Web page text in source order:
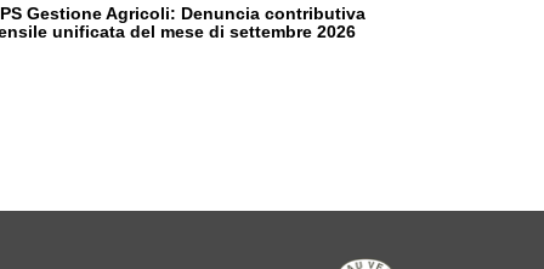
Gestione Agricoli: Denuncia contributiva
unificata del mese di settembre 2026